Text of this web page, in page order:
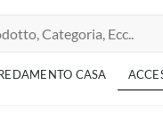
CASA